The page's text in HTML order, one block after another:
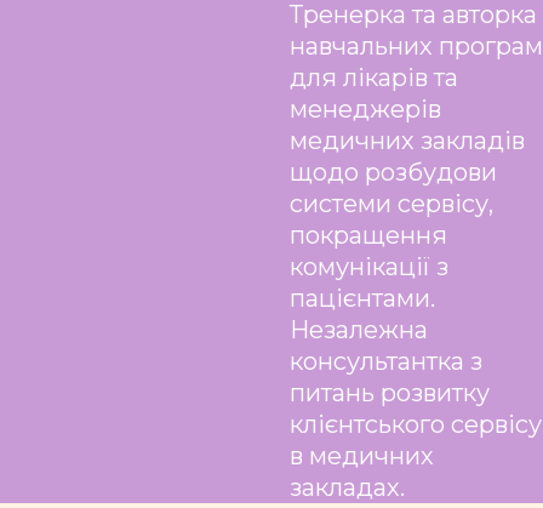
Тренерка та авторка
навчальних програм
для лікарів та
менеджерів
медичних закладів
щодо розбудови
системи сервісу,
покращення
комунікації з
пацієнтами.
Незалежна
консультантка з
питань розвитку
клієнтського сервісу
в медичних
закладах.